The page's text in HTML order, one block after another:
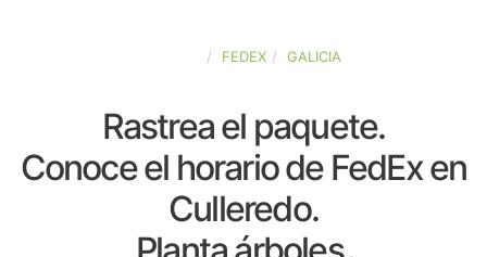
FEDEX GALICIA
Rastrea el paquete.
Conoce el horario de FedEx en
Culleredo.